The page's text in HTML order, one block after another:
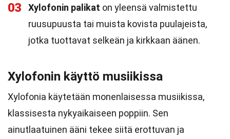
03 Xylofonin palikat on yleensä valmistettu
ruusupuusta tai muista kovista puulajeista,
jotka tuottavat selkeän ja kirkkaan äänen.
Xylofonin käyttö musiikissa
Xylofonia käytetään monenlaisessa musiikissa,
klassisesta nykyaikaiseen poppiin. Sen
ainutlaatuinen ääni tekee siitä erottuvan ja